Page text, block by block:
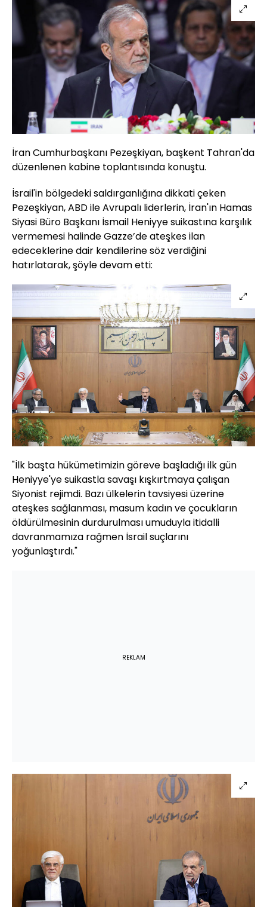
İran Cumhurbaşkanı Pezeşkiyan, başkent Tahran'da
düzenlenen kabine toplantısında konuştu.
İsrail'in bölgedeki saldırganlığına dikkati çeken
Pezeşkiyan, ABD ile Avrupalı liderlerin, İran'ın Hamas
Siyasi Büro Başkanı İsmail Heniyye suikastına karşılık
vermemesi halinde Gazze’de ateşkes ilan
edeceklerine dair kendilerine söz verdiğini
hatırlatarak, şöyle devam etti:
"İlk başta hükümetimizin göreve başladığı ilk gün
Heniyye'ye suikastla savaşı kışkırtmaya çalışan
Siyonist rejimdi. Bazı ülkelerin tavsiyesi üzerine
ateşkes sağlanması, masum kadın ve çocukların
öldürülmesinin durdurulması umuduyla itidalli
davranmamıza rağmen İsrail suçlarını
yoğunlaştırdı."
REKLAM